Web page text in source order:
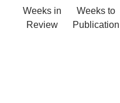
Weeks in
Review
Weeks to
Publication